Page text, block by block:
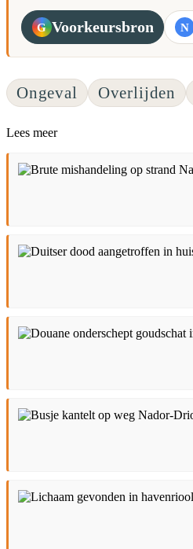
G Voorkeursbron N
Ongeval Overlijden
Lees meer